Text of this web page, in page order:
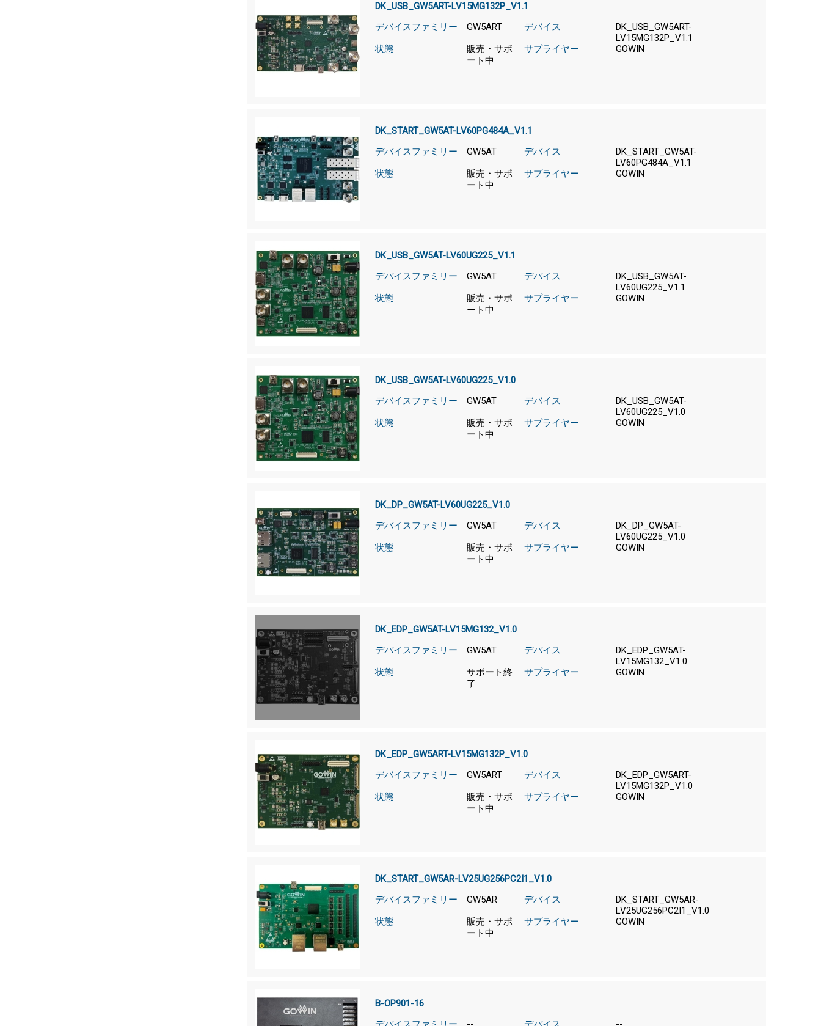
DK_USB_GW5ART-LV15MG132P_V1.1
デバイスファミリー
GW5ART デバイス
DK_USB_GW5ART-
LV15MG132P_V1.1
状態
販売・サポ
ート中
サプライヤー GOWIN
DK_START_GW5AT-LV60PG484A_V1.1
デバイスファミリー
GW5AT デバイス
DK_START_GW5AT-
LV60PG484A_V1.1
状態
販売・サポ
ート中
サプライヤー GOWIN
DK_USB_GW5AT-LV60UG225_V1.1
デバイスファミリー
GW5AT デバイス
DK_USB_GW5AT-
LV60UG225_V1.1
状態
販売・サポ
ート中
サプライヤー GOWIN
DK_USB_GW5AT-LV60UG225_V1.0
デバイスファミリー
GW5AT デバイス
DK_USB_GW5AT-
LV60UG225_V1.0
状態
販売・サポ
ート中
サプライヤー GOWIN
DK_DP_GW5AT-LV60UG225_V1.0
デバイスファミリー
GW5AT デバイス
DK_DP_GW5AT-
LV60UG225_V1.0
状態
販売・サポ
ート中
サプライヤー GOWIN
DK_EDP_GW5AT-LV15MG132_V1.0
デバイスファミリー
GW5AT デバイス
DK_EDP_GW5AT-
LV15MG132_V1.0
状態
サポート終
了
サプライヤー GOWIN
DK_EDP_GW5ART-LV15MG132P_V1.0
デバイスファミリー
GW5ART デバイス
DK_EDP_GW5ART-
LV15MG132P_V1.0
状態
販売・サポ
ート中
サプライヤー GOWIN
DK_START_GW5AR-LV25UG256PC2I1_V1.0
デバイスファミリー
GW5AR デバイス
DK_START_GW5AR-
LV25UG256PC2I1_V1.0
状態
販売・サポ
ート中
サプライヤー GOWIN
B-OP901-16